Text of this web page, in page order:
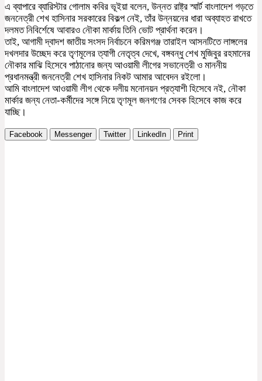
এ ব্যাপারে ব্যারিস্টার গোলাম কবির ভূইয়া বলেন, উন্নত রাষ্ট্র স্মার্ট বাংলাদেশ গড়তে
জননেত্রী শেখ হাসিনার সরকারের বিকল্প নেই, তাঁর উন্নয়নের ধারা অব্যাহত রাখতে
দলমত নিবির্শেষে আবারও নৌকা মার্কায় তিনি ভোট প্রার্থনা করেন।
তাই, আগামী দ্বাদশ জাতীয় সংসদ নির্বাচনে করিমগঞ্জ তারাইল আসনটিতে লাঙ্গলের
দখলদার উচ্ছেদ করে তৃণমূলের ত্যাগী নেতৃত্ব দেখে, বঙ্গবন্ধু শেখ মুজিবুর রহমানের
নৌকার মাঝি হিসেবে পাঠানোর জন্য আওয়ামী লীগের সভানেত্রী ও মাননীয়
প্রধানমন্ত্রী জননেত্রী শেখ হাসিনার নিকট আমার আবেদন রইলো।
আমি বাংলাদেশ আওয়ামী লীগ থেকে দলীয় মনোনয়ন প্রত্যাশী হিসেবে নই, নৌকা
মার্কার জন্য নেতা-কর্মীদের সঙ্গে নিয়ে তৃণমূল জনগণের সেবক হিসেবে কাজ করে
যাচ্ছি।
Facebook Messenger Twitter LinkedIn Print